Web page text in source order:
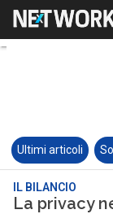
Ultimi articoli
IL BILANCIO
La privacy